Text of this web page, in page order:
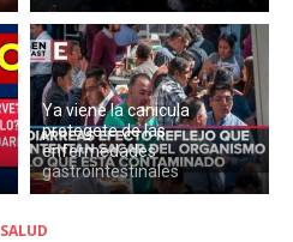
Ya viene la canicula
protegete de las
enfermedades
gastrointestinales
SALUD